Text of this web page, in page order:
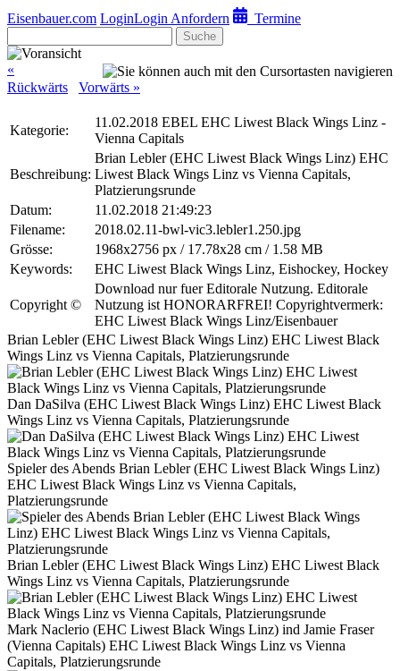
Eisenbauer.com LoginLogin Anfordern Termine
Suche
«
Rückwärts
Vorwärts »
Kategorie:
11.02.2018 EBEL EHC Liwest Black Wings Linz -
Vienna Capitals
Beschreibung:
Brian Lebler (EHC Liwest Black Wings Linz) EHC
Liwest Black Wings Linz vs Vienna Capitals,
Platzierungsrunde
Datum:
11.02.2018 21:49:23
Filename:
2018.02.11-bwl-vic3.lebler1.250.jpg
Grösse:
1968x2756 px / 17.78x28 cm / 1.58 MB
Keywords:
EHC Liwest Black Wings Linz, Eishockey, Hockey
Copyright ©
Download nur fuer Editorale Nutzung. Editorale
Nutzung ist HONORARFREI! Copyrightvermerk:
EHC Liwest Black Wings Linz/Eisenbauer
Brian Lebler (EHC Liwest Black Wings Linz) EHC Liwest Black
Wings Linz vs Vienna Capitals, Platzierungsrunde
Dan DaSilva (EHC Liwest Black Wings Linz) EHC Liwest Black
Wings Linz vs Vienna Capitals, Platzierungsrunde
Spieler des Abends Brian Lebler (EHC Liwest Black Wings Linz)
EHC Liwest Black Wings Linz vs Vienna Capitals,
Platzierungsrunde
Brian Lebler (EHC Liwest Black Wings Linz) EHC Liwest Black
Wings Linz vs Vienna Capitals, Platzierungsrunde
Mark Naclerio (EHC Liwest Black Wings Linz) ind Jamie Fraser
(Vienna Capitals) EHC Liwest Black Wings Linz vs Vienna
Capitals, Platzierungsrunde